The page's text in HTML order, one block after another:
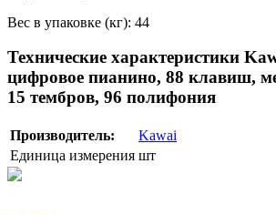
Вес в упаковке (кг): 44
Технические характеристики
цифровое пианино, 88 клавиш,
15 тембров, 96 полифония
Производитель:
Kawai
Единица измерения шт